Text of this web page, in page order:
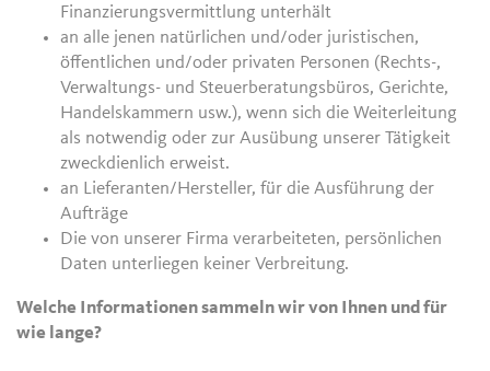
Finanzierungsvermittlung unterhält
an alle jenen natürlichen und/oder juristischen,
öffentlichen und/oder privaten Personen (Rechts-,
Verwaltungs- und Steuerberatungsbüros, Gerichte,
Handelskammern usw.), wenn sich die Weiterleitung
als notwendig oder zur Ausübung unserer Tätigkeit
zweckdienlich erweist.
an Lieferanten/Hersteller, für die Ausführung der
Aufträge
Die von unserer Firma verarbeiteten, persönlichen
Daten unterliegen keiner Verbreitung.
Welche Informationen sammeln wir von Ihnen und für
wie lange?